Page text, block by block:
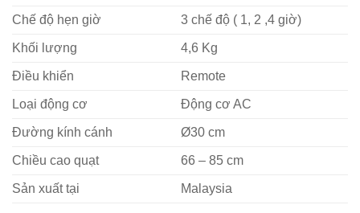
Chế độ hẹn giờ 3 chế độ ( 1, 2 ,4 giờ)
Khối lượng 4,6 Kg
Điều khiển Remote
Loại động cơ Động cơ AC
Đường kính cánh Ø30 cm
Chiều cao quạt 66 – 85 cm
Sản xuất tại Malaysia